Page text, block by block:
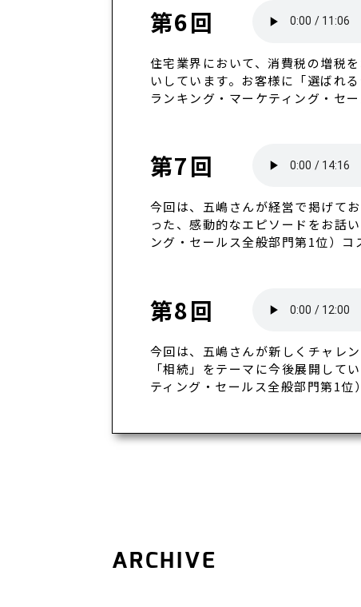
第6回
住宅業界において、消費税の増税
いしています。お客様に「選ばれ
ランキング・マーケティング・セ
第7回
今回は、五嶋さんが経営で掲げて
った、感動的なエピソードをお話
ング・セールス全般部門第1位）コ
第8回
今回は、五嶋さんが新しくチャレ
「相続」をテーマに今後展開し
ティング・セールス全般部門第1位
ARCHIVE